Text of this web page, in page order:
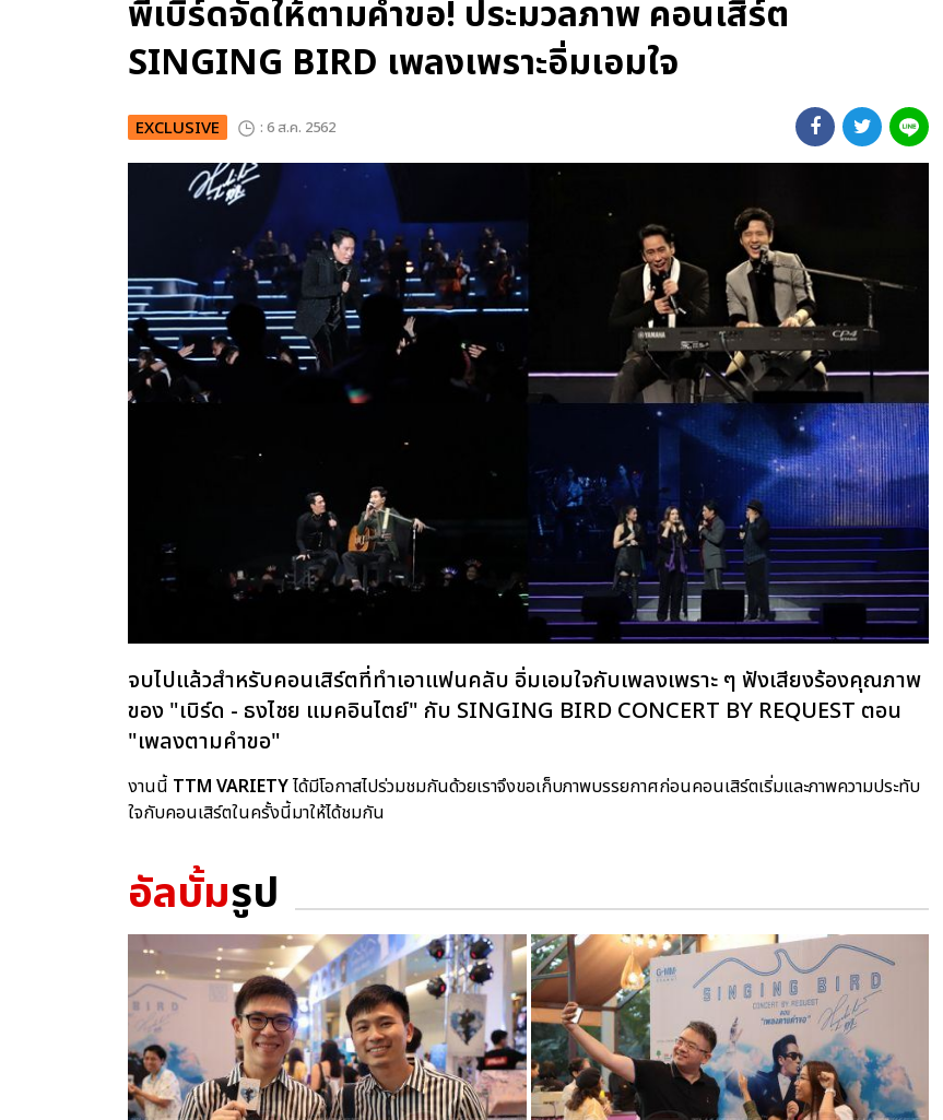
พี่เบิร์ดจัดให้ตามคำขอ! ประมวลภาพ คอนเสิร์ต
SINGING BIRD เพลงเพราะอิ่มเอมใจ
EXCLUSIVE : 6 ส.ค. 2562
จบไปแล้วสำหรับคอนเสิร์ตที่ทำเอาแฟนคลับ อิ่มเอมใจกับเพลงเพราะ ๆ ฟังเสียงร้องคุณภาพ
ของ "เบิร์ด - ธงไชย แมคอินไตย์" กับ SINGING BIRD CONCERT BY REQUEST ตอน
"เพลงตามคำขอ"
งานนี้ TTM VARIETYได้มีโอกาสไปร่วมชมกันด้วยเราจึงขอเก็บภาพบรรยกาศก่อนคอนเสิร์ตเริ่มและภาพความประทับ
ใจกับคอนเสิร์ตในครั้งนี้มาให้ได้ชมกัน
อัลบั้มรูป